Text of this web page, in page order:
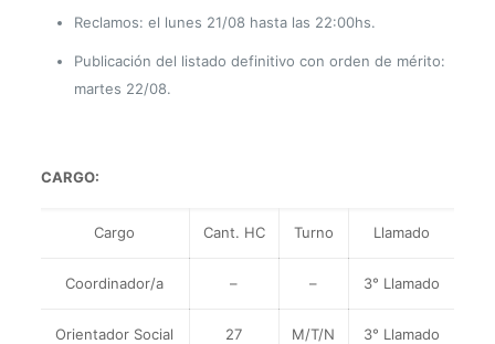
Reclamos: el lunes 21/08 hasta las 22:00hs.
Publicación del listado definitivo con orden de mérito:
martes 22/08.
CARGO:
Cargo Cant. HC Turno Llamado
Coordinador/a – – 3° Llamado
Orientador Social 27 M/T/N 3° Llamado